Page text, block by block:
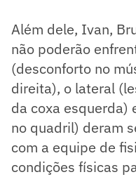
Além dele, Ivan,
não poderão
(desconforto no
direita), o lateral
da coxa esquerda)
no quadril) deram
com a equipe de
condições físicas